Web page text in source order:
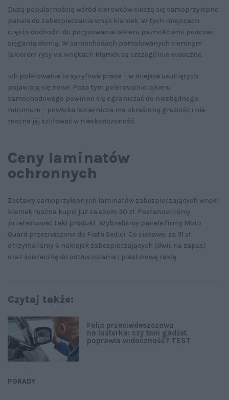
Dużą popularnością wśród kierowców cieszą się samoprzylepne
panele do zabezpieczania wnęk klamek. W tych miejscach
często dochodzi do porysowania lakieru paznokciami podczas
sięgania dłonią. W samochodach pomalowanych ciemnym
lakierem rysy we wnękach klamek są szczególnie widoczne.
Ich polerowanie to syzyfowa praca – w miejsce usuniętych
pojawiają się nowe. Poza tym polerowanie lakieru
samochodowego powinno się ograniczać do niezbędnego
minimum – powłoka lakiernicza ma określoną grubość i nie
można jej szlifować w nieskończoność.
Ceny laminatów
ochronnych
Zestawy samoprzylepnych laminatów zabezpieczających wnęki
klamek można kupić już za około 30 zł. Postanowiliśmy
przetestować taki produkt. Wybraliśmy panele firmy Moto
Guard przeznaczone do Fiata Sedici. Co ciekawe, za 31 zł
otrzymaliśmy 6 naklejek zabezpieczających (dwie na zapas)
oraz ściereczkę do odtłuszczania i plastikową raklę.
Czytaj także:
PORADY
Folia przeciwdeszczowa
na lusterka: czy tani gadżet
poprawia widoczność? TEST